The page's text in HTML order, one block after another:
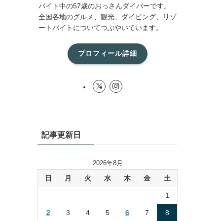
バイト中の57歳のおっさんダイバーです。
全国各地のグルメ、観光、ダイビング、リゾ
ートバイトについてつぶやいています。
プロフィール詳細
記事更新日
2026年8月
日 月 火 水 木 金 土
1
2 3 4 5 6 7 8